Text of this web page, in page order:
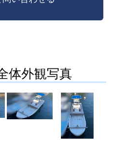
体外観写真